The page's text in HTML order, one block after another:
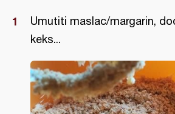
Umutiti maslac/margarin,
keks...